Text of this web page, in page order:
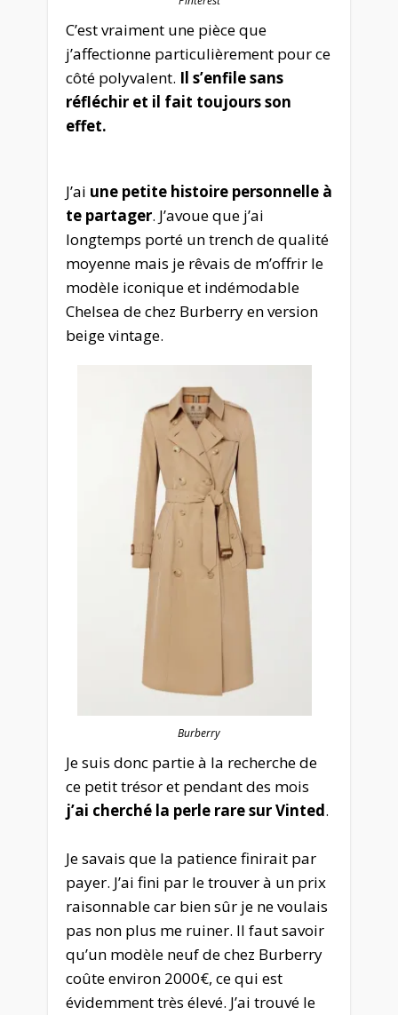
C’est vraiment une pièce que
j’affectionne particulièrement pour ce
côté polyvalent. Il s’enfile sans
réfléchir et il fait toujours son
effet.
J’ai une petite histoire personnelle à
te partager. J’avoue que j’ai
longtemps porté un trenchde qualité
moyenne mais je rêvais de m’offrir le
modèle iconique et indémodable
Chelsea de chez Burberry en version
beige vintage.
Burberry
Je suis donc partie à la recherche de
ce petit trésor et pendant des mois
j’ai cherché la perle rare sur Vinted.
Je savais que la patience finirait par
payer. J’ai fini par le trouver à un prix
raisonnable car bien sûr je ne voulais
pas non plus me ruiner. Il faut savoir
qu’un modèle neuf de chez Burberry
coûte environ 2000€, ce qui est
évidemment très élevé. J’ai trouvé le